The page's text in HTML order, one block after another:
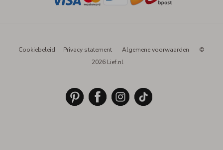
Cookiebeleid Privacy statement Algemene voorwaarden
©
2026 Lief.nl